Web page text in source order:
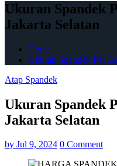
Ukuran Spandek
Jakarta Selatan
Home
Ukuran Spandek Per
Atap Spandek
Ukuran Spandek
Jakarta Selatan
by Jul 9, 2024 0 Comment